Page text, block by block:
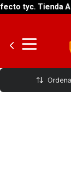
tyc. Tienda
Kit Mujer